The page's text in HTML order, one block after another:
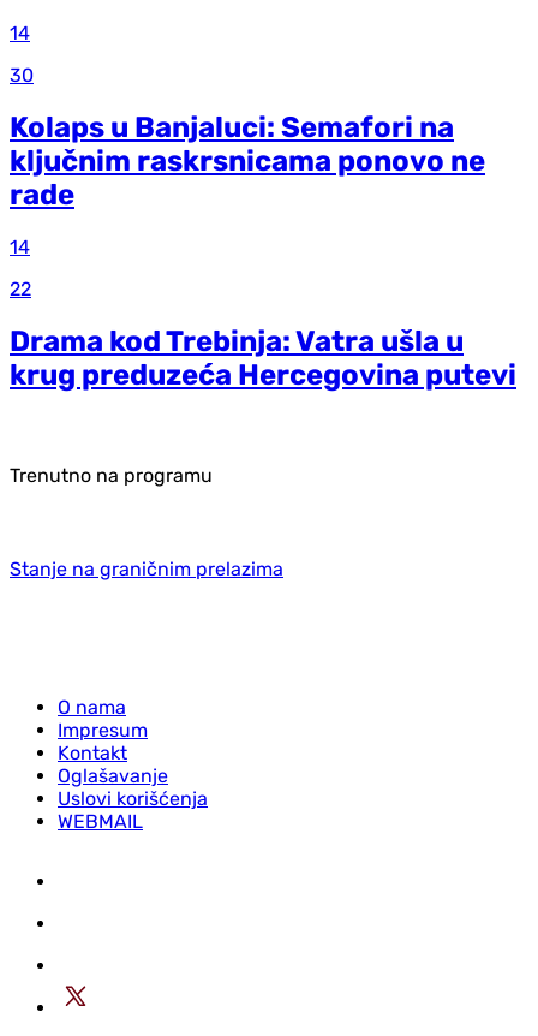
14
30
Kolaps u Banjaluci: Semafori na
ključnim raskrsnicama ponovo ne
rade
14
22
Drama kod Trebinja: Vatra ušla u
krug preduzeća Hercegovina putevi
Trenutno na programu
Stanje na graničnim prelazima
O nama
Impresum
Kontakt
Oglašavanje
Uslovi korišćenja
WEBMAIL